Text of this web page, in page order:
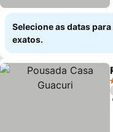
Selecione as datas
exatos.